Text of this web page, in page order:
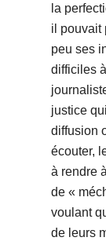
la
il pouvait
peu ses
difficiles
justice
diffusion
écouter,
à rendre
de «
voulant
de leurs